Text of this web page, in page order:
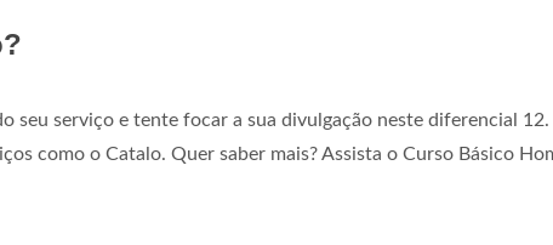
seu serviço e tente focar a sua divulgação neste diferencial 12.
como o Catalo. Quer saber mais? Assista o Curso Básico